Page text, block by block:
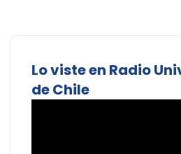
Lo viste en Radio
de Chile